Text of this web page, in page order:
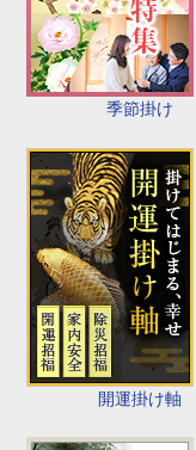
季節掛け
開運掛け軸